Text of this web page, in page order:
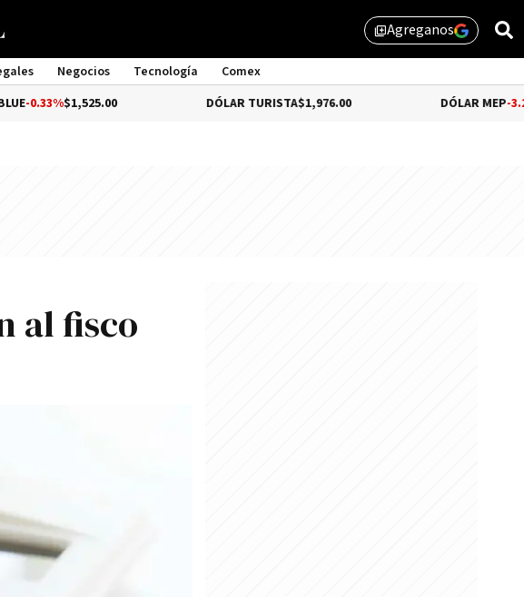
library_addAgreganos
Negocios Tecnología
Comex
$1,525.00 DÓLAR TURISTA$1,976.00 DÓLAR MEP-3.28%
al fisco